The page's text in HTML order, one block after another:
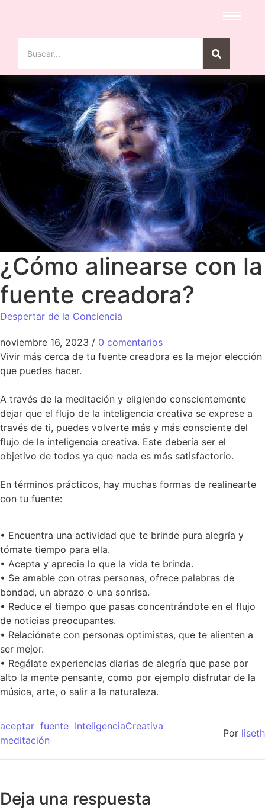
¿Cómo alinearse con la
fuente creadora?
Despertar de la Conciencia
noviembre 16, 2023 / 0 comentarios
Vivir más cerca de tu fuente creadora es la mejor elección
que puedes hacer.
A través de la meditación y eligiendo conscientemente
dejar que el flujo de la inteligencia creativa se exprese a
través de ti, puedes volverte más y más consciente del
flujo de la inteligencia creativa. Este debería ser el
objetivo de todos ya que nada es más satisfactorio.
En términos prácticos, hay muchas formas de realinearte
con tu fuente:
• Encuentra una actividad que te brinde pura alegría y
tómate tiempo para ella.
• Acepta y aprecia lo que la vida te brinda.
• Se amable con otras personas, ofrece palabras de
bondad, un abrazo o una sonrisa.
• Reduce el tiempo que pasas concentrándote en el flujo
de noticias preocupantes.
• Relaciónate con personas optimistas, que te alienten a
ser mejor.
• Regálate experiencias diarias de alegría que pase por
alto la mente pensante, como por ejemplo disfrutar de la
música, arte, o salir a la naturaleza.
aceptar fuente InteligenciaCreativa
meditación
Por liseth
Deja una respuesta